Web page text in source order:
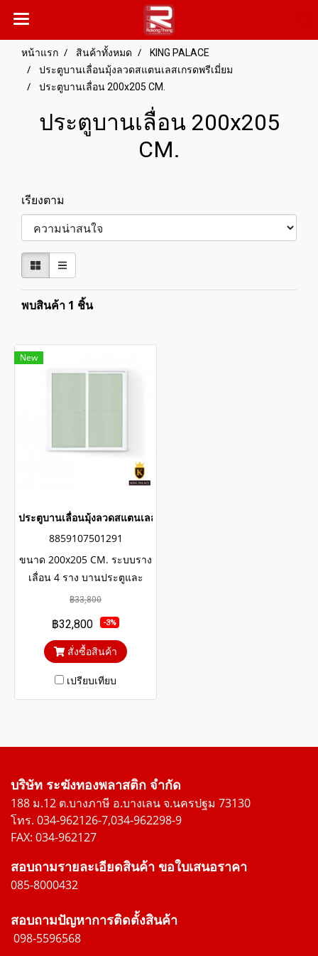
หน้าแรก สินค้าทั้งหมด
KING PALACE
ประตูบานเลื่อนมุ้งลวดสแตนเลสเกรดพรีเมี่ยม
ประตูบานเลื่อน 200x205 CM.
ประตูบานเลื่อน 200x205
CM.
เรียงตาม
พบสินค้า 1 ชิ้น
New
ประตูบานเลื่อนมุ้งลวดสแตนเลสเกรดพรีเมี่ยม
8859107501291
ขนาด 200x205 CM. ระบบราง
เลื่อน 4 ราง บานประตูและ
หน้าต่าง เลื่อนสะดวกมากขึ้น
แตนเลส 304 กรีดไม่
เข้า ป้องกันการโจรกรรมได้
฿33,800
฿32,800 -3%
สั่งซื้อสินค้า
เปรียบเทียบ
บริษัท ระฆังทองพลาสติก จำกัด
188 ม.12 ต.บางภาษี อ.บางเลน จ.นครปฐม 73130
โทร. 034-962126-7,034-962298-9
FAX: 034-962127
สอบถามรายละเอียดสินค้า ขอใบเสนอราคา
085-8000432
สอบถามปัญหาการติดตั้งสินค้า
098-5596568